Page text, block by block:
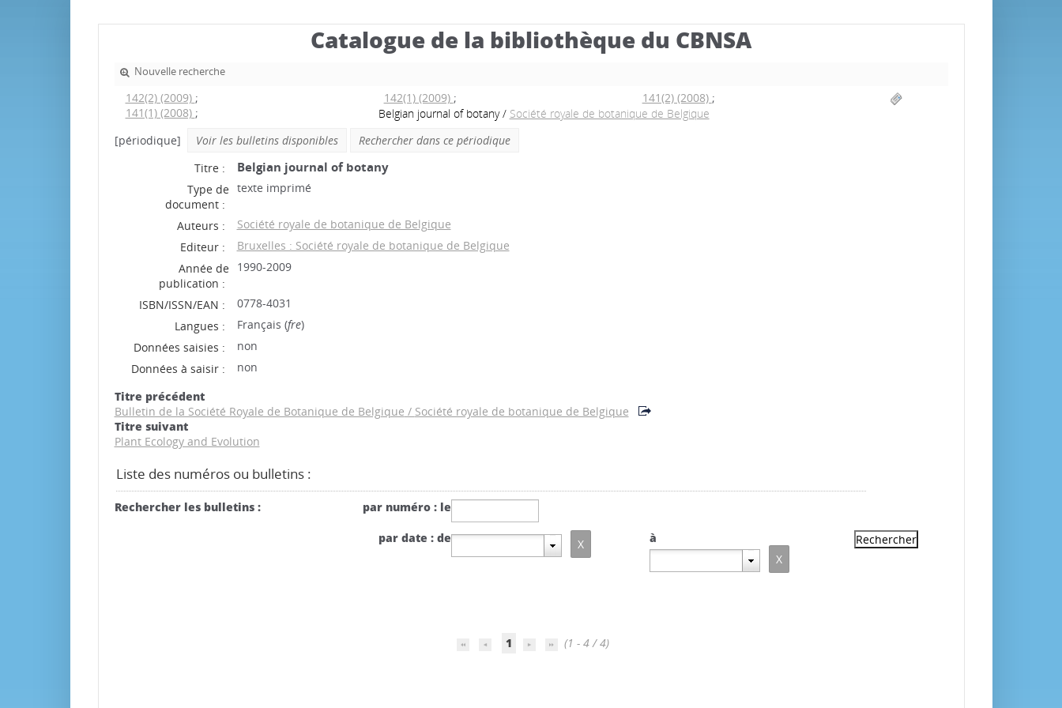
Catalogue de la bibliothèque du CBNSA
Nouvelle recherche
142(2) (2009) ; 142(1) (2009) ; 141(2) (2008) ;
141(1) (2008) ; Belgian journal of botany/ Société royale de botanique de Belgique
[périodique]
Voir les bulletins disponibles
Rechercher dans ce périodique
Titre :
Belgian journal of botany
Type de
document :
texte imprimé
Auteurs :
Société royale de botanique de Belgique
Editeur :
Bruxelles : Société royale de botanique de Belgique
Année de
publication :
1990-2009
ISBN/ISSN/EAN :
0778-4031
Langues :
Français (fre)
Données saisies :
non
Données à saisir :
non
Titre précédent
Bulletin de la Société Royale de Botanique de Belgique / Société royale de botanique de Belgique
Titre suivant
Plant Ecology and Evolution
Liste des numéros ou bulletins :
Rechercher les bulletins : par numéro : le
par date : de à
1 (1 - 4 / 4)